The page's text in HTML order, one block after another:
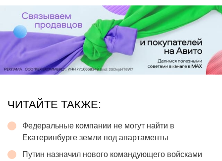
ЧИТАЙТЕ ТАКЖЕ:
Федеральные компании не могут найти в
Екатеринбурге земли под апартаменты
Путин назначил нового командующего войсками